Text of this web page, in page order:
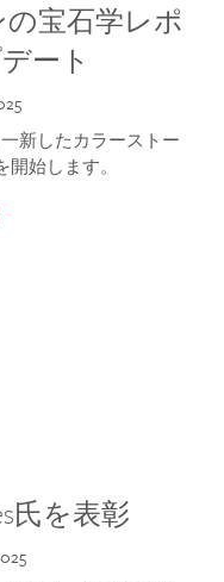
宝石学レポ
ート
新したカラーストー
始します。
氏を表彰